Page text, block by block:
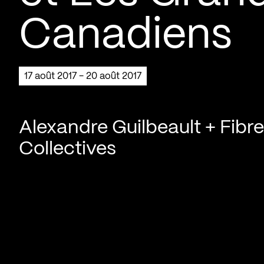
Canadiens
17 août 2017 - 20 août 2017
Alexandre Guilbeault +
Collectives